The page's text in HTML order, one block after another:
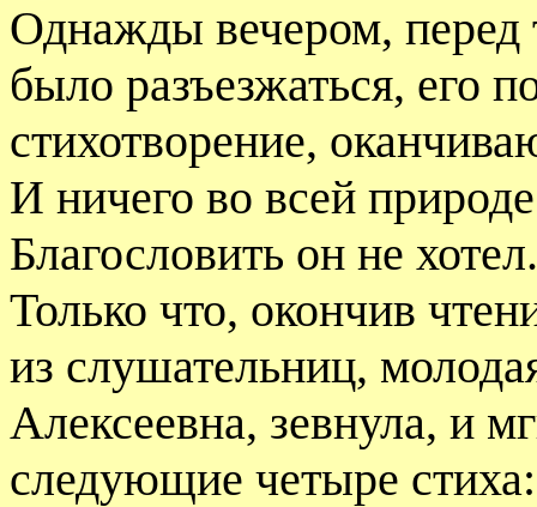
Однажды вечером, перед
было разъезжаться, его
стихотворение,
И ничего во всей природе
Благословить он не хотел.
Только что, окончив
из слушательниц,
Алексеевна, зевнула, и
следующие четыре стиха: